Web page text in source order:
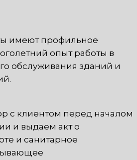
имеют профильное
опыт работы в
обслуживания зданий и
с клиентом перед началом
и выдаем акт о
и санитарное